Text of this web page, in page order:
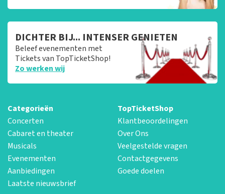
DICHTER BIJ... INTENSER GENIETEN
Beleef evenementen met
Tickets van TopTicketShop!
Zo werken wij
Categorieën
Concerten
Cabaret en theater
Musicals
Evenementen
Aanbiedingen
Laatste nieuwsbrief
TopTicketShop
Klantbeoordelingen
Over Ons
Veelgestelde vragen
Contactgegevens
Goede doelen